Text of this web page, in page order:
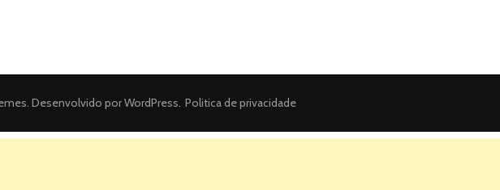
. Desenvolvido porWordPress. Politica de privacidade